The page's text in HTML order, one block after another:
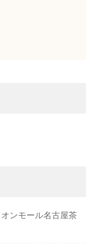
ンモール名古屋茶